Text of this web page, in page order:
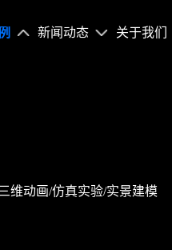
新闻动态 关于我们
维动画/仿真实验/实景建模